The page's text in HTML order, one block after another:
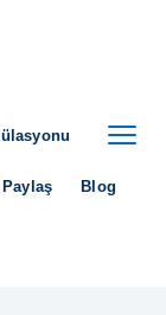
Paylaş Blog